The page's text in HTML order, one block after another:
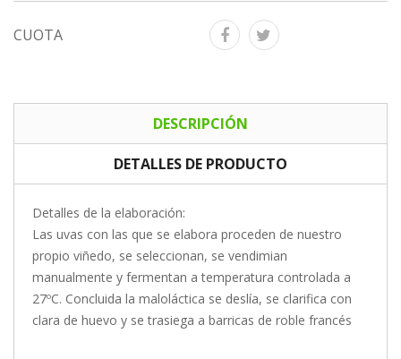
CUOTA
DESCRIPCIÓN
DETALLES DE PRODUCTO
Detalles de la elaboración:
Las uvas con las que se elabora proceden de nuestro
propio viñedo, se seleccionan, se vendimian
manualmente y fermentan a temperatura controlada a
27ºC. Concluida la maloláctica se deslía, se clarifica con
clara de huevo y se trasiega a barricas de roble francés